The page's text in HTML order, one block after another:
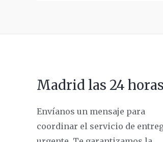
Madrid las 24 horas
Envíanos un mensaje para
coordinar el servicio de